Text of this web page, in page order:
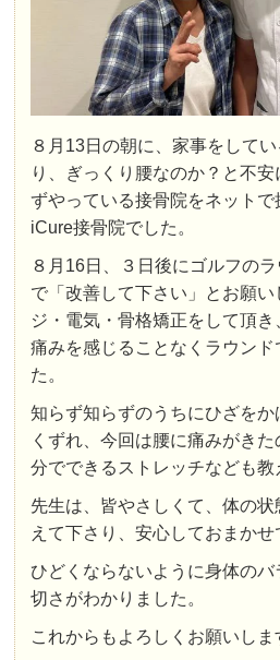
８月13日の朝に、家事をして
り、ぎっくり腰なのか？と不
ずやっている接骨院をネット
iCure接骨院でした。
８月16日、３日後にゴルフの
で「改善して下さい」とお願
ジ・電気・骨格矯正をして頂
痛みを感じることなくラウンド
た。
知らず知らずのうちにひざを
くずれ、今回は腰に痛みがき
分でできるストレッチなども教
先生は、皆やさしくて、体の
えて下さり、安心しておまかせ
ひどくならないように身体の
切さがわかりました。
これからもよろしくお願いしま